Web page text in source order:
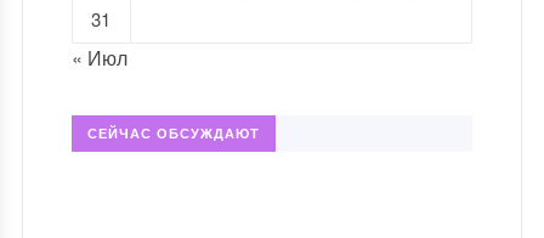
31
« Июл
СЕЙЧАС ОБСУЖДАЮТ